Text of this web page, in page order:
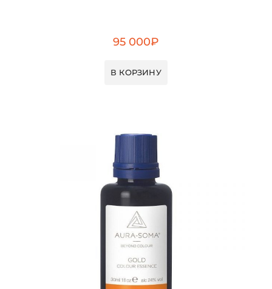
95 000₽
В КОРЗИНУ